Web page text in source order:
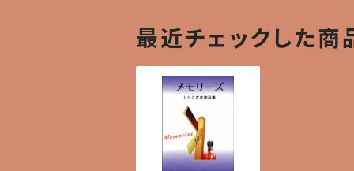
最近チェックした商